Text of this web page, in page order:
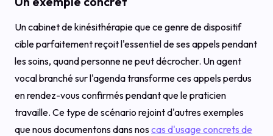
Un cabinet de kinésithérapie que ce genre de dispositif
cible parfaitement reçoit l'essentiel de ses appels pendant
les soins, quand personne ne peut décrocher. Un agent
vocal branché sur l'agenda transforme ces appels perdus
en rendez-vous confirmés pendant que le praticien
travaille. Ce type de scénario rejoint d'autres exemples
que nous documentons dans noscas d'usage concrets de